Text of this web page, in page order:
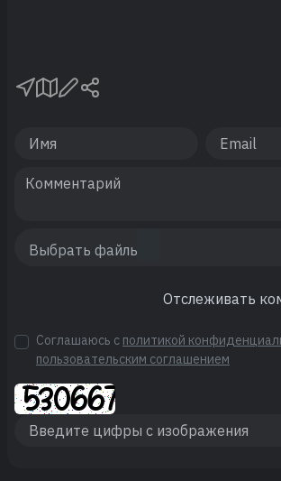
Отслеживать
Соглашаюсь с политикой
пользовательским соглашением